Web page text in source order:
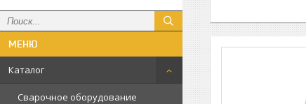
Каталог
Сварочное оборудование